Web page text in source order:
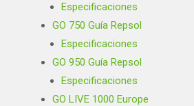
Especificaciones
GO 750 Guía Repsol
Especificaciones
GO 950 Guía Repsol
Especificaciones
GO LIVE 1000 Europe